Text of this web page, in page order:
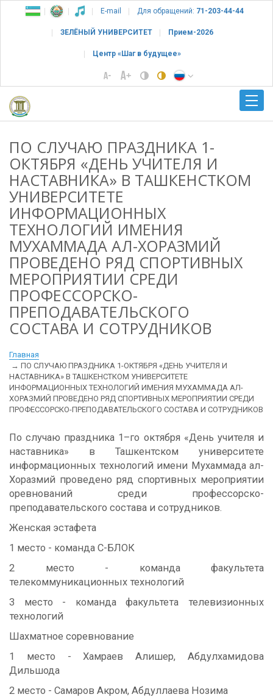
E-mail Для обращений: 71-203-44-44
ЗЕЛЁНЫЙ УНИВЕРСИТЕТ Прием-2026
Центр «Шаг в будущее»
ПО СЛУЧАЮ ПРАЗДНИКА 1-
ОКТЯБРЯ «ДЕНЬ УЧИТЕЛЯ И
НАСТАВНИКА» В ТАШКЕНСТКОМ
УНИВЕРСИТЕТЕ
ИНФОРМАЦИОННЫХ
ТЕХНОЛОГИЙ ИМЕНИЯ
МУХАММАДА АЛ-ХОРАЗМИЙ
ПРОВЕДЕНО РЯД СПОРТИВНЫХ
МЕРОПРИЯТИИ СРЕДИ
ПРОФЕССОРСКО-
ПРЕПОДАВАТЕЛЬСКОГО
СОСТАВА И СОТРУДНИКОВ
Главная
ПО СЛУЧАЮ ПРАЗДНИКА 1-ОКТЯБРЯ «ДЕНЬ УЧИТЕЛЯ И
НАСТАВНИКА» В ТАШКЕНСТКОМ УНИВЕРСИТЕТЕ
ИНФОРМАЦИОННЫХ ТЕХНОЛОГИЙ ИМЕНИЯ МУХАММАДА АЛ-
ХОРАЗМИЙ ПРОВЕДЕНО РЯД СПОРТИВНЫХ МЕРОПРИЯТИИ СРЕДИ
ПРОФЕССОРСКО-ПРЕПОДАВАТЕЛЬСКОГО СОСТАВА И СОТРУДНИКОВ
По случаю праздника 1–го октября «День учителя и
наставника» в Ташкентском университете
информационных технологий имени Мухаммада ал-
Хоразмий проведено ряд спортивных мероприятии
оревнований среди профессорско-
преподавательского состава и сотрудников.
Женская эстафета
1 место - команда С-БЛОК
2 место - команда факультета
телекоммуникационных технологий
3 место - команда факультета телевизионных
технологий
Шахматное соревнование
1 место - Хамраев Алишер, Абдулхамидова
Дильшода
2 место - Самаров Акром, Абдуллаева Нозима